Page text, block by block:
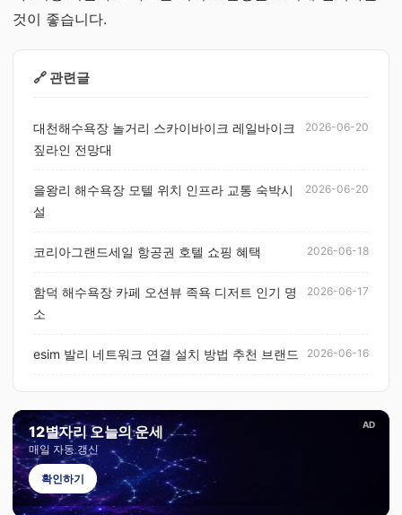
것이 좋습니다.
🔗 관련글
대천해수욕장 놀거리 스카이바이크 레일바이크
짚라인 전망대
2026-06-20
을왕리 해수욕장 모텔 위치 인프라 교통 숙박시
설
2026-06-20
코리아그랜드세일 항공권 호텔 쇼핑 혜택 2026-06-18
함덕 해수욕장 카페 오션뷰 족욕 디저트 인기 명
소
2026-06-17
esim 발리 네트워크 연결 설치 방법 추천 브랜드 2026-06-16
AD
12별자리 오늘의 운세
매일 자동 갱신
확인하기